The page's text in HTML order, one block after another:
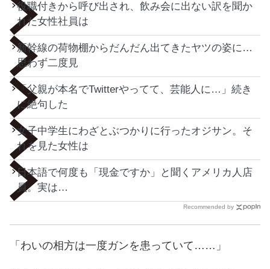
役職付きから呼び出され、飲み会に出ない訳を聞か
れた女性社員は
新幹線の荷物棚からだんだん出てきたヤツの姿に…
思わず二度見
「父親が本名でTwitterやってて、芸能人に…」続き
に絶句した
女子中学生にわざとぶつかりに行ったオジサン。そ
れを見た女性は
日本語で何度も「現金ですか」と聞くアメリカ人店
員。実は…
Recommended by
「わいの相方は一度ガンを患っていて……」